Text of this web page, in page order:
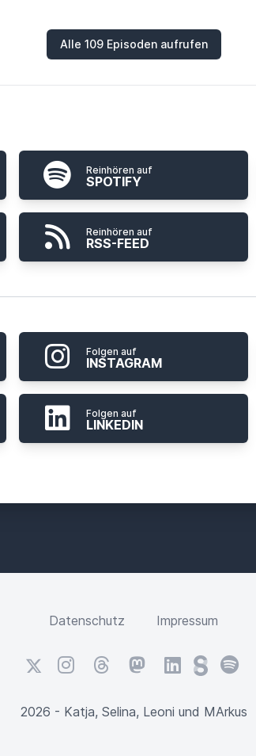
Alle 109 Episoden aufrufen
Reinhören auf
SPOTIFY
Reinhören auf
RSS-FEED
Folgen auf
INSTAGRAM
Folgen auf
LINKEDIN
Datenschutz Impressum
X InstagramThreadsMastodonLinkedInSteadySpotify
2026 - Katja, Selina, Leoni und MArkus